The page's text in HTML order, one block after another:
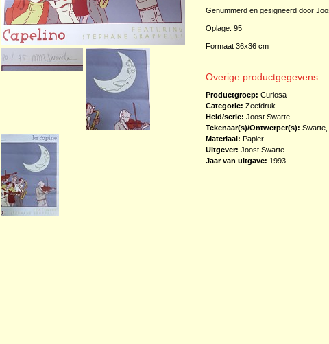
Genummerd en gesigneerd door
Oplage: 95
Formaat 36x36 cm
Overige productgegevens
Productgroep: Curiosa
Categorie: Zeefdruk
Held/serie: Joost Swarte
Tekenaar(s)/Ontwerper(s):
Materiaal: Papier
Uitgever: Joost Swarte
Jaar van uitgave: 1993